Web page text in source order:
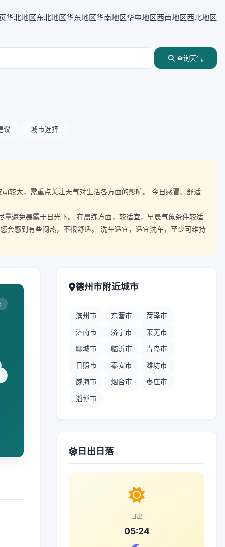
华北地区东北地区华东地区华南地区华中地区西南地区西北地区
查询天气
议 城市选择
大，需重点关注天气对生活各方面的影响。 今日感冒、舒适
避免暴露于日光下。 在晨练方面，较适宜，早晨气象条件较适
会感到有些闷热，不很舒适。 洗车适宜，适宜洗车，至少可维持
德州市附近城市
滨州市 东营市 菏泽市
济南市 济宁市 莱芜市
聊城市 临沂市 青岛市
日照市 泰安市 潍坊市
威海市 烟台市 枣庄市
淄博市
日出日落
日出
05:24